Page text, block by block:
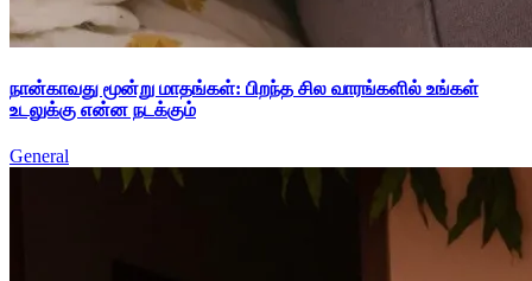
நான்காவது மூன்று மாதங்கள்: பிறந்த சில வாரங்களில் உங்கள்
உடலுக்கு என்ன நடக்கும்
General